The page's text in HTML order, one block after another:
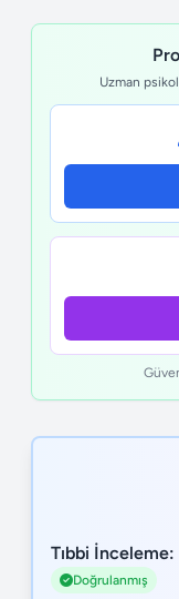
Uzman
Tıbbi İnceleme:
Doğrulanmış